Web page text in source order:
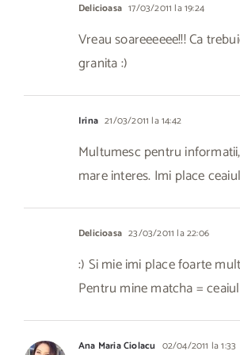
Delicioasa 17/03/2011 la 19:24
Vreau soareeeeee!!! Ca
granita :)
Irina 21/03/2011 la 14:42
Multumesc pentru
mare interes. Imi place
Delicioasa 23/03/2011 la 22:06
:) Si mie imi place foarte
Pentru mine matcha =
Ana Maria Ciolacu 02/04/2011 la 1:33